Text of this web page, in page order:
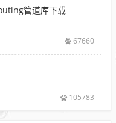
管道库下载
67660
105783